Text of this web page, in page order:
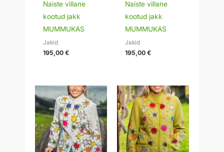
Naiste villane
kootud jakk
MUMMUKAS
Jakid
195,00€
Naiste villane
kootud jakk
MUMMUKAS
Jakid
195,00€